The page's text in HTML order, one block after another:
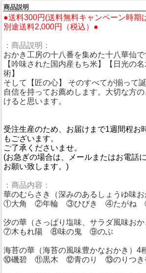
商品説明
●送料300円(送料無料キャンペーン時期
別途送料2,000円（税込）●
：商品説明：
おかき工房の十八番を集めた十八華仙で
【吟味された国内産もち米】【日光の
術】
そして【匠の心】 そのすべてが揃って誕
自信を持ってお薦めします。大切な方
けると思います。
受注生産のため、お届けまで1週間程お
もございます。
ご了承くださいませ。
(お急ぎの場合は、メールまたはお電話
お願い致します。)
：商品内容：
華のむらさき（深みのあるしょうゆ味
①大角 ②年輪 ③ひびき ④たがね
汐の華（さっぱり塩味、サラダ風味お
⑦木もれ陽 ⑧味の鬼 ⑨のぶ
海苔の華（海苔の風味豊かなおかき）4
⑩磯碧 ⑪黒木 ⑫青のり ⑬のりつき